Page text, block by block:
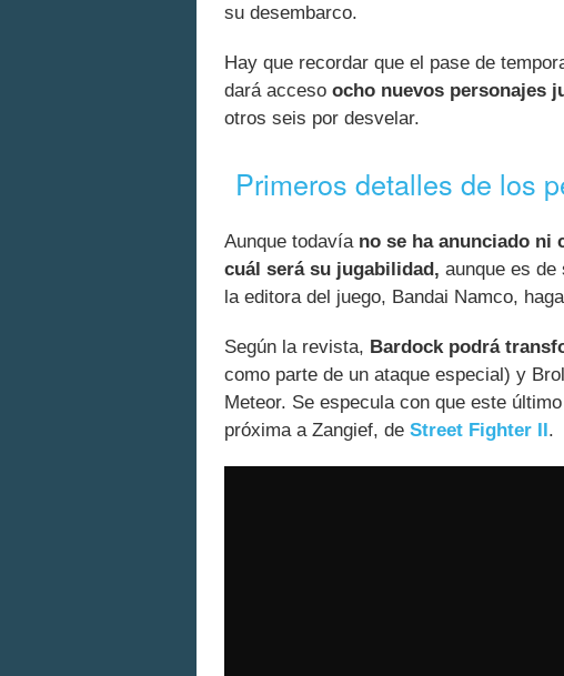
su desembarco.
Hay que recordar que el pase de
dará acceso ocho nuevos personajes
otros seis por desvelar.
Primeros detalles de los
Aunque todavía no se ha anunciado ni
cuál será su jugabilidad, aunque es de
la editora del juego, Bandai Namco,
Según la revista, Bardock podrá
como parte de un ataque especial) y
Meteor. Se especula con que este
próxima a Zangief, de Street Fighter II.